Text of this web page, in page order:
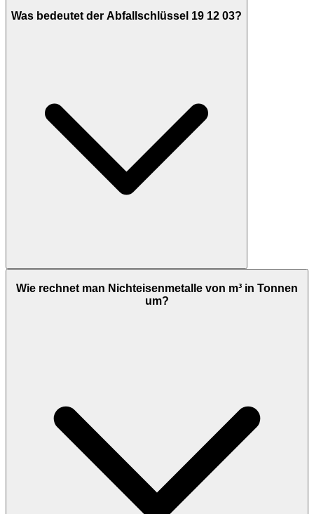
Was bedeutet der Abfallschlüssel 19 12 03?
Wie rechnet man Nichteisenmetalle von m³ in Tonnen
um?